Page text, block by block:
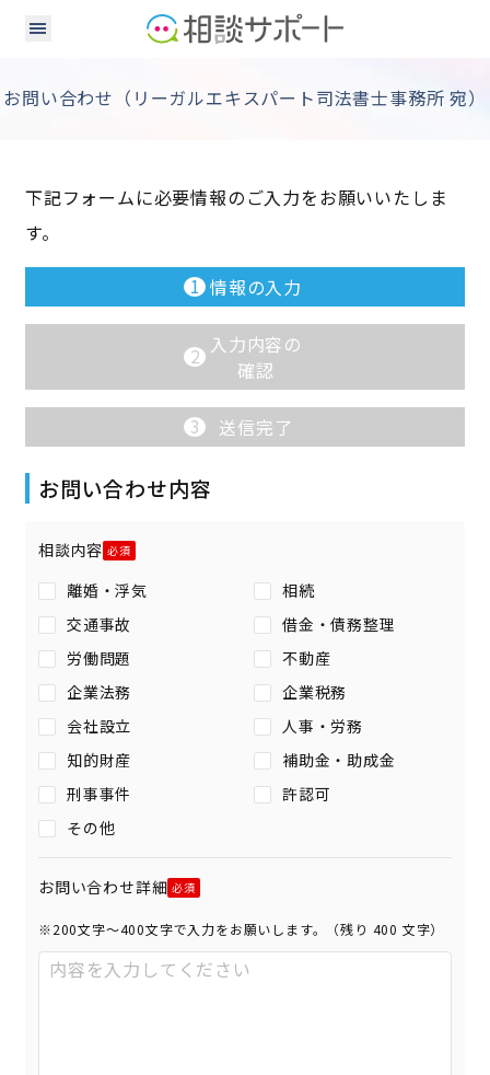
お問い合わせ（リーガルエキスパート司法書士事務所 宛）
下記フォームに必要情報のご入力をお願いいたしま
す。
1 情報の入力
2 入力内容の
確認
3 送信完了
お問い合わせ内容
相談内容
離婚・浮気
相続
交通事故
借金・債務整理
労働問題
不動産
企業法務
企業税務
会社設立
人事・労務
知的財産
補助金・助成金
刑事事件
許認可
その他
お問い合わせ詳細
※200文字〜400文字で入力をお願いします。（残り 400 文字）